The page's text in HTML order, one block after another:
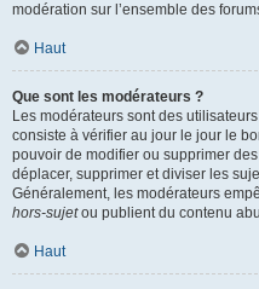
modération sur l’ensemble des
Haut
Que sont les modérateurs ?
Les modérateurs sont des
consiste à vérifier au jour le jour le
pouvoir de modifier ou supprimer
déplacer, supprimer et diviser les
Généralement, les modérateurs
hors-sujetou publient du contenu
Haut